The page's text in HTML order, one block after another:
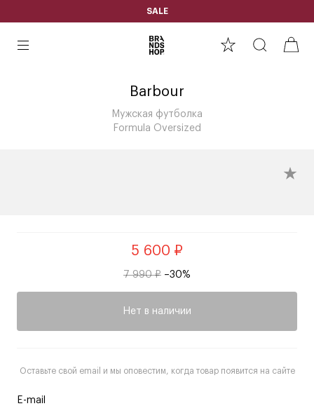
SALE
Barbour
Мужская футболка
Formula Oversized
5 600 ₽
7 990 ₽ –30%
Нет в наличии
Оставьте свой email и мы оповестим, когда товар появится на сайте
E-mail